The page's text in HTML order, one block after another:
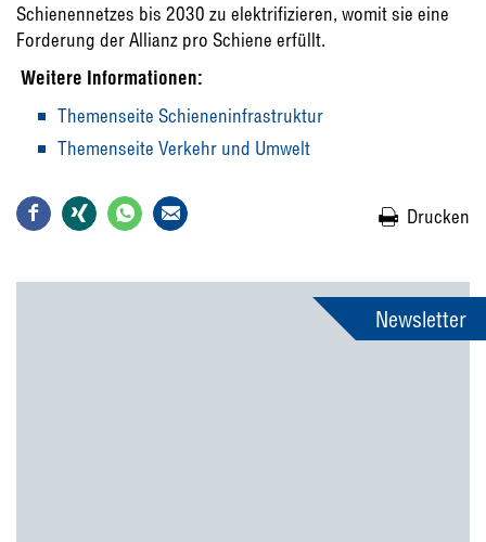
Schienennetzes bis 2030 zu elektrifizieren, womit sie eine
Forderung der Allianz pro Schiene erfüllt.
Weitere Informationen:
Themenseite Schieneninfrastruktur
Themenseite Verkehr und Umwelt
Drucken
Newsletter